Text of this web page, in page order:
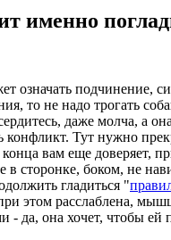
именно
означать подчинение,
то не надо трогать
даже молча, а
конфликт. Тут нужно
вам еще доверяет,
в сторонке, боком, не
гладиться "
этом расслаблена,
- да, она хочет, чтобы ей